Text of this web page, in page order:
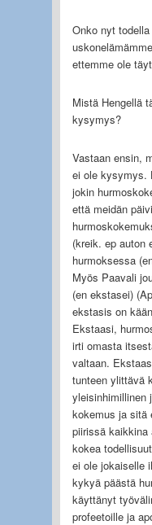
Onko nyt
ettemme ole
Mistä Hengellä
kysymys?
Vastaan ensin,
ei ole kysymys.
jokin
että meidän
(kreik. ep auton
hurmoksessa
Myös Paavali
(en ekstasei)
ekstasis on
Ekstaasi,
irti omasta
valtaan.
tunteen ylittävä
yleisinhimillinen
kokemus ja sitä
piirissä kaikkina
kokea
ei ole jokaiselle
kykyä päästä
käyttänyt
profeetoille ja